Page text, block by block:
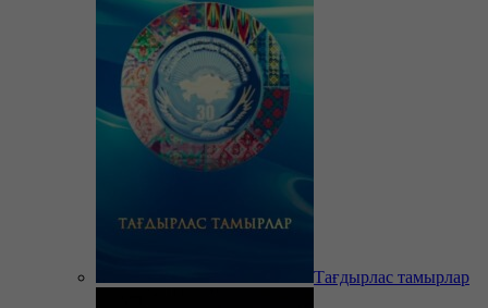
Тағдырлас тамырлар